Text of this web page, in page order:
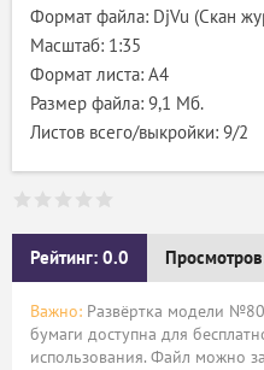
Формат файла: DjVu (Скан
Масштаб: 1:35
Формат листа: А4
Размер файла: 9,1 Мб.
Листов всего/выкройки: 9/2
Рейтинг: 0.0
Важно: Развёртка модели
бумаги доступна для
использования. Файл можно